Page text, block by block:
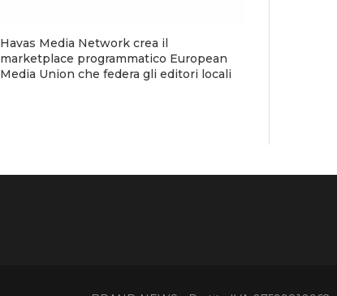
Havas Media Network crea il
marketplace programmatico European
Media Union che federa gli editori locali